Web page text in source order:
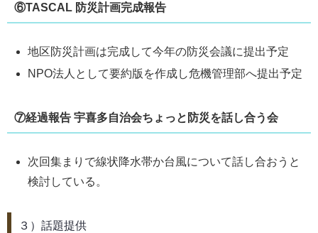
⑥TASCAL 防災計画完成報告
地区防災計画は完成して今年の防災会議に提出予定
NPO法人として要約版を作成し危機管理部へ提出予定
⑦経過報告 宇喜多自治会ちょっと防災を話し合う会
次回集まりで線状降水帯か台風について話し合おうと
検討している。
３）話題提供